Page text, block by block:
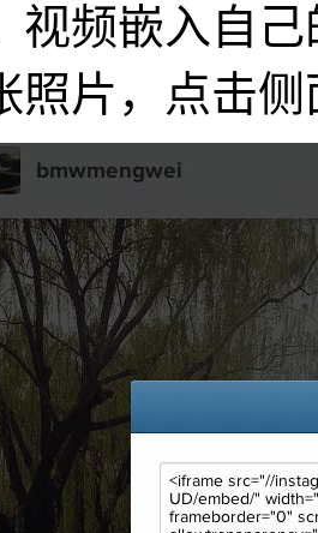
视频嵌入自己
照片，点击